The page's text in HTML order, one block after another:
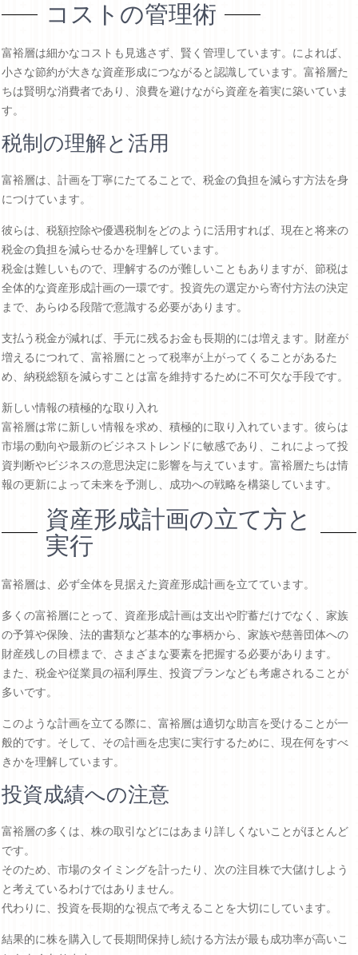
コストの管理術
富裕層は細かなコストも見逃さず、賢く管理しています。によれば、
小さな節約が大きな資産形成につながると認識しています。富裕層た
ちは賢明な消費者であり、浪費を避けながら資産を着実に築いていま
す。
税制の理解と活用
富裕層は、計画を丁寧にたてることで、税金の負担を減らす方法を身
につけています。
彼らは、税額控除や優遇税制をどのように活用すれば、現在と将来の
税金の負担を減らせるかを理解しています。
税金は難しいもので、理解するのが難しいこともありますが、節税は
全体的な資産形成計画の一環です。投資先の選定から寄付方法の決定
まで、あらゆる段階で意識する必要があります。
支払う税金が減れば、手元に残るお金も長期的には増えます。財産が
増えるにつれて、富裕層にとって税率が上がってくることがあるた
め、納税総額を減らすことは富を維持するために不可欠な手段です。
新しい情報の積極的な取り入れ
富裕層は常に新しい情報を求め、積極的に取り入れています。彼らは
市場の動向や最新のビジネストレンドに敏感であり、これによって投
資判断やビジネスの意思決定に影響を与えています。富裕層たちは情
報の更新によって未来を予測し、成功への戦略を構築しています。
資産形成計画の立て方と
実行
富裕層は、必ず全体を見据えた資産形成計画を立てています。
多くの富裕層にとって、資産形成計画は支出や貯蓄だけでなく、家族
の予算や保険、法的書類など基本的な事柄から、家族や慈善団体への
財産残しの目標まで、さまざまな要素を把握する必要があります。
また、税金や従業員の福利厚生、投資プランなども考慮されることが
多いです。
このような計画を立てる際に、富裕層は適切な助言を受けることが一
般的です。そして、その計画を忠実に実行するために、現在何をすべ
きかを理解しています。
投資成績への注意
富裕層の多くは、株の取引などにはあまり詳しくないことがほとんど
です。
そのため、市場のタイミングを計ったり、次の注目株で大儲けしよう
と考えているわけではありません。
代わりに、投資を長期的な視点で考えることを大切にしています。
結果的に株を購入して長期間保持し続ける方法が最も成功率が高いこ